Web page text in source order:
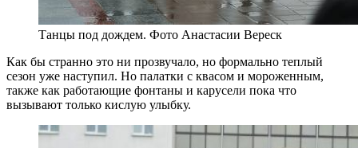
Танцы под дождем. Фото Анастасии Вереск
Как бы странно это ни прозвучало, но формально теплый
сезон уже наступил. Но палатки с квасом и мороженным,
также как работающие фонтаны и карусели пока что
вызывают только кислую улыбку.